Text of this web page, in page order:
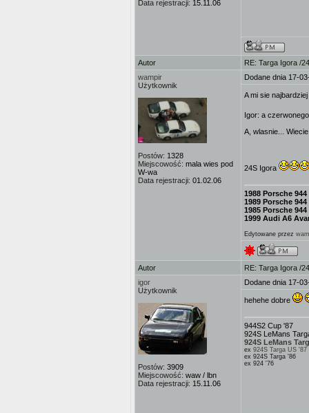
Data rejestracji: 15.11.06
Autor
RE: Targa Igora /
wampir
Użytkownik
Postów: 1328
Miejscowość: mala wies pod
W-wa
Data rejestracji: 01.02.06
Dodane dnia 17-
A mi sie
Igor: a
A, wlasnie...
24S Igora
1988 Porsche 944
1989 Porsche
1985 Porsche 944
1999 Audi A6
Edytowane przez
Autor
RE: Targa Igora /
igor
Użytkownik
Postów: 3909
Miejscowość: waw / lbn
Data rejestracji: 15.11.06
Dodane dnia 17-
hehehe dobre
944S2 Cup '87
924S LeMans
924S LeMans
ex 924S Targa US '87
ex 924S Targa '86
ex 924 '76